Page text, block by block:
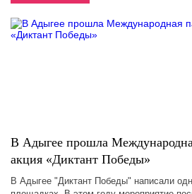
В Адыгее прошла
акция «Диктант Победы»
В Адыгее "Диктант Победы" написали